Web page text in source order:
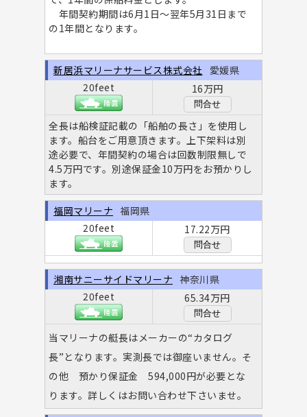
年間契約期間は6月1日〜翌年5月31日まで
の1年間となります。
20feet 16万円
問合せ
全長は船検証記載の「船舶の長さ」を使用し
ます。船台をご用意頂きます。上下架料は別
途必要で、年間契約の場合は回数制限無しで
4.5万円です。別途保証金10万円をお預かりし
ます。
新居浜マリーナサービス株式会社 愛媛県
20feet 17.22万円
問合せ
福岡マリーナ 福岡県
20feet 65.34万円
問合せ
当マリーナの艇長はメーカーの“カタログ
長”となります。実測長では御座いません。そ
の他 預かり保証金 594,000円が必要とな
ります。詳しくはお問い合わせ下さいませ。
湘南サニーサイドマリーナ 神奈川県